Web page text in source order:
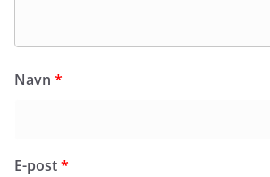
Navn *
E-post*